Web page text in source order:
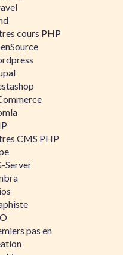
cours PHP
CMS PHP
Server
pas en